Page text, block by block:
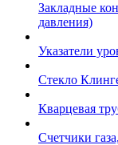
Закладные
давления)
Указатели
Стекло
Кварцевая
Счетчики